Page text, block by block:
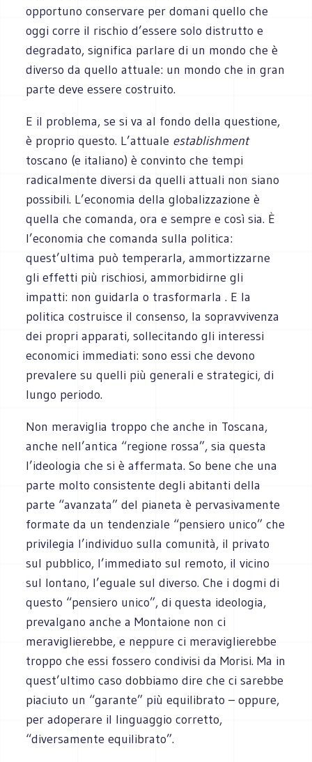
opportuno conservare per domani quello che
oggi corre il rischio d’essere solo distrutto e
degradato, significa parlare di un mondo che è
diverso da quello attuale: un mondo che in gran
parte deve essere costruito.
E il problema, se si va al fondo della questione,
è proprio questo. L’attuale establishment
toscano (e italiano) è convinto che tempi
radicalmente diversi da quelli attuali non siano
possibili. L’economia della globalizzazione è
quella che comanda, ora e sempre e così sia. È
l’economia che comanda sulla politica:
quest’ultima può temperarla, ammortizzarne
gli effetti più rischiosi, ammorbidirne gli
impatti: non guidarla o trasformarla . E la
politica costruisce il consenso, la sopravvivenza
dei propri apparati, sollecitando gli interessi
economici immediati: sono essi che devono
prevalere su quelli più generali e strategici, di
lungo periodo.
Non meraviglia troppo che anche in Toscana,
anche nell’antica “regione rossa”, sia questa
l’ideologia che si è affermata. So bene che una
parte molto consistente degli abitanti della
parte “avanzata” del pianeta è pervasivamente
formate da un tendenziale “pensiero unico” che
privilegia l’individuo sulla comunità, il privato
sul pubblico, l’immediato sul remoto, il vicino
sul lontano, l’eguale sul diverso. Che i dogmi di
questo “pensiero unico”, di questa ideologia,
prevalgano anche a Montaione non ci
meraviglierebbe, e neppure ci meraviglierebbe
troppo che essi fossero condivisi da Morisi. Ma in
quest’ultimo caso dobbiamo dire che ci sarebbe
piaciuto un “garante” più equilibrato – oppure,
per adoperare il linguaggio corretto,
“diversamente equilibrato”.